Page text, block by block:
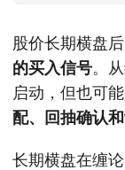
股价长期横盘
的买入信号。
启动，但也可
配、回抽确认
长期横盘在缠